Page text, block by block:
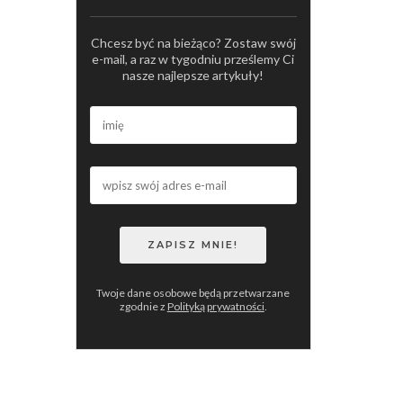
Chcesz być na bieżąco? Zostaw swój
e-mail, a raz w tygodniu prześlemy Ci
nasze najlepsze artykuły!
Twoje dane osobowe będą przetwarzane
zgodnie z Polityką prywatności.